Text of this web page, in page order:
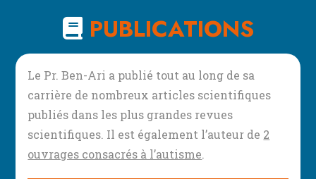
PUBLICATIONS
Le Pr. Ben-Ari a publié tout au long de sa
carrière de nombreux articles scientifiques
publiés dans les plus grandes revues
scientifiques. Il est également l’auteur de 2
ouvrages consacrés à l’autisme.